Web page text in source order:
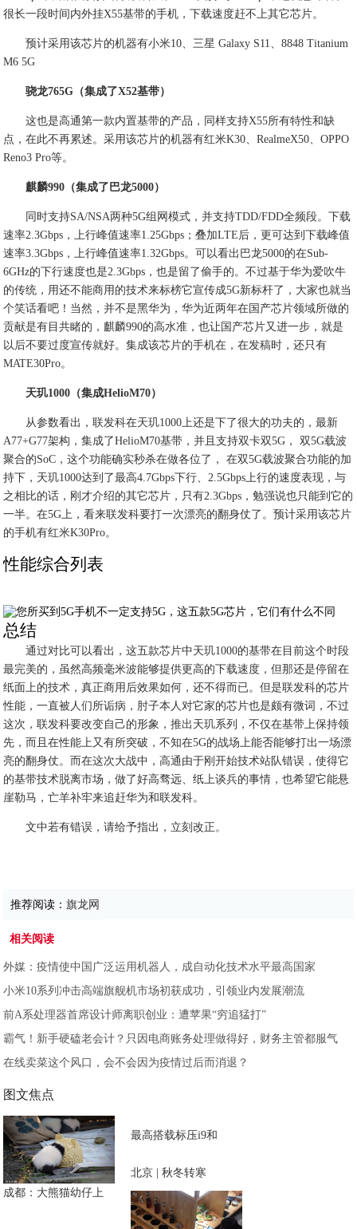
很长一段时间内外挂X55基带的手机，下载速度赶不上其它芯片。
预计采用该芯片的机器有小米10、三星 Galaxy S11、8848 Titanium
M6 5G
骁龙765G（集成了X52基带）
这也是高通第一款内置基带的产品，同样支持X55所有特性和缺
点，在此不再累述。采用该芯片的机器有红米K30、RealmeX50、OPPO
Reno3 Pro等。
麒麟990（集成了巴龙5000）
同时支持SA/NSA两种5G组网模式，并支持TDD/FDD全频段。下载
速率2.3Gbps，上行峰值速率1.25Gbps；叠加LTE后，更可达到下载峰值
速率3.3Gbps，上行峰值速率1.32Gbps。可以看出巴龙5000的在Sub-
6GHz的下行速度也是2.3Gbps，也是留了偷手的。不过基于华为爱吹牛
的传统，用还不能商用的技术来标榜它宣传成5G新标杆了，大家也就当
个笑话看吧！当然，并不是黑华为，华为近两年在国产芯片领域所做的
贡献是有目共睹的，麒麟990的高水准，也让国产芯片又进一步，就是
以后不要过度宣传就好。集成该芯片的手机在，在发稿时，还只有
MATE30Pro。
天玑1000（集成HelioM70）
从参数看出，联发科在天玑1000上还是下了很大的功夫的，最新
A77+G77架构，集成了HelioM70基带，并且支持双卡双5G， 双5G载波
聚合的SoC，这个功能确实秒杀在做各位了， 在双5G载波聚合功能的加
持下，天玑1000达到了最高4.7Gbps下行、2.5Gbps上行的速度表现，与
之相比的话，刚才介绍的其它芯片，只有2.3Gbps，勉强说也只能到它的
一半。在5G上，看来联发科要打一次漂亮的翻身仗了。预计采用该芯片
的手机有红米K30Pro。
性能综合列表
总结
通过对比可以看出，这五款芯片中天玑1000的基带在目前这个时段
最完美的，虽然高频毫米波能够提供更高的下载速度，但那还是停留在
纸面上的技术，真正商用后效果如何，还不得而已。但是联发科的芯片
性能，一直被人们所诟病，肘子本人对它家的芯片也是颇有微词，不过
这次，联发科要改变自己的形象，推出天玑系列，不仅在基带上保持领
先，而且在性能上又有所突破，不知在5G的战场上能否能够打出一场漂
亮的翻身仗。而在这次大战中，高通由于刚开始技术站队错误，使得它
的基带技术脱离市场，做了好高骛远、纸上谈兵的事情，也希望它能悬
崖勒马，亡羊补牢来追赶华为和联发科。
文中若有错误，请给予指出，立刻改正。
推荐阅读：旗龙网
相关阅读
外媒：疫情使中国广泛运用机器人，成自动化技术水平最高国家
小米10系列冲击高端旗舰机市场初获成功，引领业内发展潮流
前A系处理器首席设计师离职创业：遭苹果“穷追猛打”
霸气！新手硬磕老会计？只因电商账务处理做得好，财务主管都服气
在线卖菜这个风口，会不会因为疫情过后而消退？
图文焦点
成都：大熊猫幼仔上
最高搭载标压i9和
北京 | 秋冬转寒